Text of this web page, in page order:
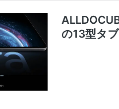
の13型タ